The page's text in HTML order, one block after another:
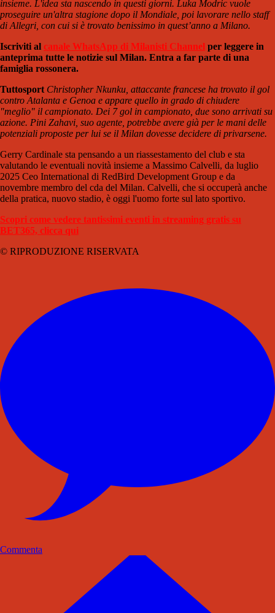
insieme. L'idea sta nascendo in questi giorni. Luka Modric vuole
proseguire un'altra stagione dopo il Mondiale, poi lavorare nello staff
di Allegri, con cui si è trovato benissimo in quest’anno a Milano.
Iscriviti al canale WhatsApp di Milanisti Channel per leggere in
anteprima tutte le notizie sul Milan. Entra a far parte di una
famiglia rossonera.
Tuttosport Christopher Nkunku, attaccante francese ha trovato il gol
contro Atalanta e Genoa e appare quello in grado di chiudere
"meglio" il campionato. Dei 7 gol in campionato, due sono arrivati su
azione. Pini Zahavi, suo agente, potrebbe avere già per le mani delle
potenziali proposte per lui se il Milan dovesse decidere di privarsene.
Gerry Cardinale sta pensando a un riassestamento del club e sta
valutando le eventuali novità insieme a Massimo Calvelli, da luglio
2025 Ceo International di RedBird Development Group e da
novembre membro del cda del Milan. Calvelli, che si occuperà anche
della pratica, nuovo stadio, è oggi l'uomo forte sul lato sportivo.
Scopri come vedere tantissimi eventi in streaming gratis su
BET365, clicca qui
© RIPRODUZIONE RISERVATA
Commenta